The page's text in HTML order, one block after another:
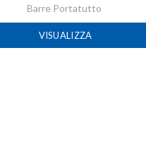
Barre Portatutto
VISUALIZZA